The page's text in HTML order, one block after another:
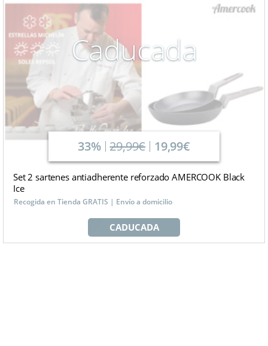
Caducada
33% 29,99€ 19,99€
Set 2 sartenes antiadherente reforzado AMERCOOK Black
Ice
Recogida en Tienda GRATIS | Envío a domicilio
CADUCADA